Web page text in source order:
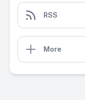
RSS
More